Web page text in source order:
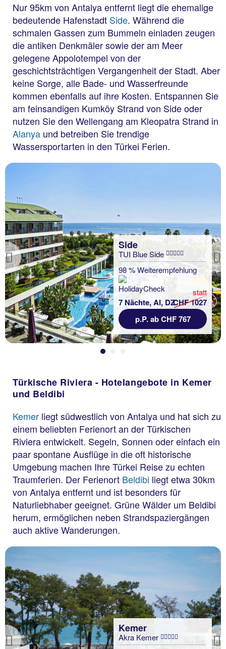
Nur 95km von Antalya entfernt liegt die ehemalige
bedeutende Hafenstadt Side. Während die
schmalen Gassen zum Bummeln einladen zeugen
die antiken Denkmäler sowie der am Meer
gelegene Appolotempel von der
geschichtsträchtigen Vergangenheit der Stadt. Aber
keine Sorge, alle Bade- und Wasserfreunde
kommen ebenfalls auf ihre Kosten. Entspannen Sie
am feinsandigen Kumköy Strand von Side oder
nutzen Sie den Wellengang am Kleopatra Strand in
Alanya und betreiben Sie trendige
Wassersportarten in den Türkei Ferien.
Previous
Side
TUI Blue Side
98 % Weiterempfehlung
7 Nächte, AI, DZ
statt
CHF 1027
p.P. ab CHF 767
Türkische Riviera - Hotelangebote in Kemer
und Beldibi
Kemer liegt südwestlich von Antalya und hat sich zu
einem beliebten Ferienort an der Türkischen
Riviera entwickelt. Segeln, Sonnen oder einfach ein
paar spontane Ausflüge in die oft historische
Umgebung machen Ihre Türkei Reise zu echten
Traumferien. Der Ferienort Beldibi liegt etwa 30km
von Antalya entfernt und ist besonders für
Naturliebhaber geeignet. Grüne Wälder um Beldibi
herum, ermöglichen neben Strandspaziergängen
auch aktive Wanderungen.
Kemer
Akra Kemer